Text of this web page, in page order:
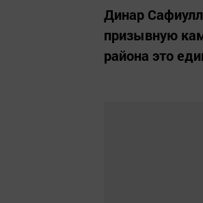
Динар
призывную
района это